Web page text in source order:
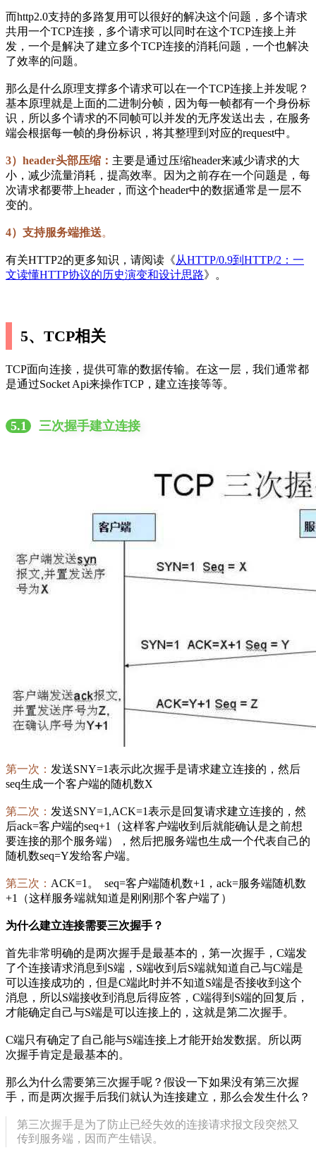
而http2.0支持的多路复用可以很好的解决这个问题，多个请求
共用一个TCP连接，多个请求可以同时在这个TCP连接上并
发，一个是解决了建立多个TCP连接的消耗问题，一个也解决
了效率的问题。
那么是什么原理支撑多个请求可以在一个TCP连接上并发呢？
基本原理就是上面的二进制分帧，因为每一帧都有一个身份标
识，所以多个请求的不同帧可以并发的无序发送出去，在服务
端会根据每一帧的身份标识，将其整理到对应的request中。
3）header头部压缩： 主要是通过压缩header来减少请求的大
小，减少流量消耗，提高效率。因为之前存在一个问题是，每
次请求都要带上header，而这个header中的数据通常是一层不
变的。
4）支持服务端推送。
有关HTTP2的更多知识，请阅读《从HTTP/0.9到HTTP/2：一
文读懂HTTP协议的历史演变和设计思路》。
5、TCP相关
TCP面向连接，提供可靠的数据传输。在这一层，我们通常都
是通过Socket Api来操作TCP，建立连接等等。
5.1 三次握手建立连接
第一次： 发送SNY=1表示此次握手是请求建立连接的，然后
seq生成一个客户端的随机数X
第二次： 发送SNY=1,ACK=1表示是回复请求建立连接的，然
后ack=客户端的seq+1（这样客户端收到后就能确认是之前想
要连接的那个服务端），然后把服务端也生成一个代表自己的
随机数seq=Y发给客户端。
第三次： ACK=1。 seq=客户端随机数+1，ack=服务端随机数
+1（这样服务端就知道是刚刚那个客户端了）
为什么建立连接需要三次握手？
首先非常明确的是两次握手是最基本的，第一次握手，C端发
了个连接请求消息到S端，S端收到后S端就知道自己与C端是
可以连接成功的，但是C端此时并不知道S端是否接收到这个
消息，所以S端接收到消息后得应答，C端得到S端的回复后，
才能确定自己与S端是可以连接上的，这就是第二次握手。
C端只有确定了自己能与S端连接上才能开始发数据。所以两
次握手肯定是最基本的。
那么为什么需要第三次握手呢？假设一下如果没有第三次握
手，而是两次握手后我们就认为连接建立，那么会发生什么？
第三次握手是为了防止已经失效的连接请求报文段突然又
传到服务端，因而产生错误。